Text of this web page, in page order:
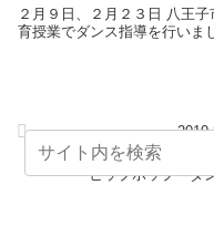
２月９日、２月２３日 八王
育授業でダンス指導を行いま
ヒップホップ・ダ